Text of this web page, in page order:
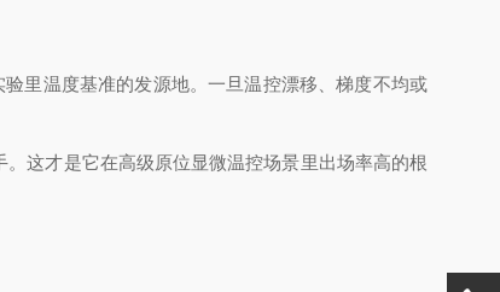
里温度基准的发源地。一旦温控漂移、梯度不均或
这才是它在高级原位显微温控场景里出场率高的根